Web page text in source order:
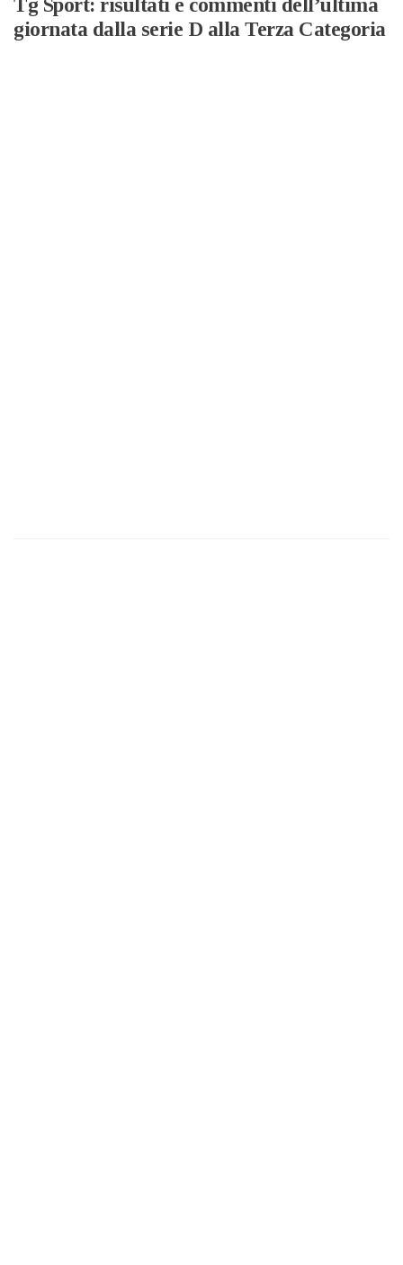
Tg Sport: risultati e commenti dell’ultima
giornata dalla serie D alla Terza Categoria